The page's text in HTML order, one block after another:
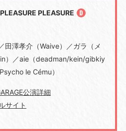
PLEASURE
田澤孝介（Waive）／ガラ（メ
）／aie（deadman/kein/gibkiy
le Cému）
公演詳細
サイト